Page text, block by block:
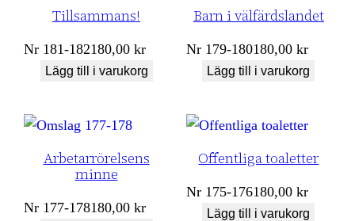
Tillsammans!
Nr 181-182180,00kr
Lägg till i varukorg
Barn i välfärdslandet
Nr 179-180180,00kr
Lägg till i varukorg
Arbetarrörelsens
minne
Nr 177-178180,00kr
Offentliga toaletter
Nr 175-176180,00kr
Lägg till i varukorg